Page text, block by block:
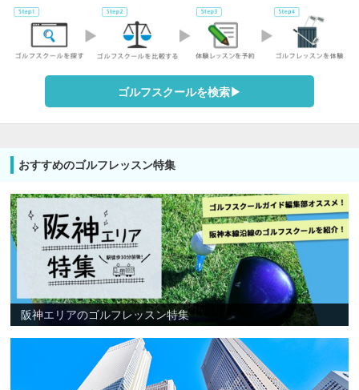
ゴルフスクールを検索▶︎
おすすめのゴルフレッスン特集
阪神エリアのゴルフレッスン特集